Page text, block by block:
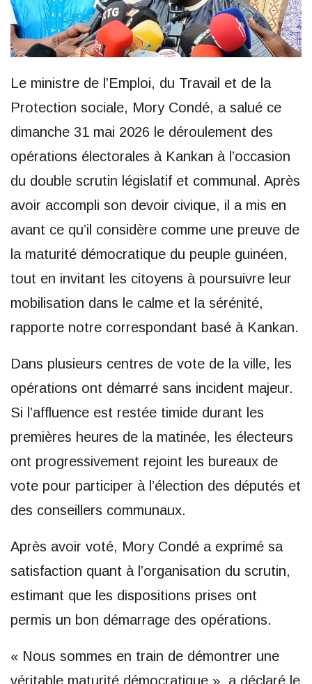
Le ministre de l’Emploi, du Travail et de la
Protection sociale, Mory Condé, a salué ce
dimanche 31 mai 2026 le déroulement des
opérations électorales à Kankan à l’occasion
du double scrutin législatif et communal. Après
avoir accompli son devoir civique, il a mis en
avant ce qu’il considère comme une preuve de
la maturité démocratique du peuple guinéen,
tout en invitant les citoyens à poursuivre leur
mobilisation dans le calme et la sérénité,
rapporte notre correspondant basé à Kankan.
Dans plusieurs centres de vote de la ville, les
opérations ont démarré sans incident majeur.
Si l’affluence est restée timide durant les
premières heures de la matinée, les électeurs
ont progressivement rejoint les bureaux de
vote pour participer à l’élection des députés et
des conseillers communaux.
Après avoir voté, Mory Condé a exprimé sa
satisfaction quant à l’organisation du scrutin,
estimant que les dispositions prises ont
permis un bon démarrage des opérations.
« Nous sommes en train de démontrer une
véritable maturité démocratique », a déclaré le